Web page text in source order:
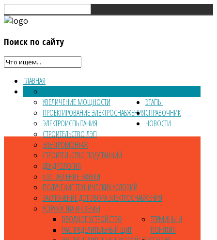
Поиск по сайту
ГЛАВНАЯ
УВЕЛИЧЕНИЕ МОЩНОСТИ
ПРОЕКТИРОВАНИЕ ЭЛЕКТРОСНАБЖЕНИЯ
ЭЛЕКТРОИСПЫТАНИЯ
СТРОИТЕЛЬСТВО ЛЭП
ЭЛЕКТРОМОНТАЖ
СТРОИТЕЛЬСТВО ПОДСТАНЦИЙ
ДЕНДРОЛОГИЯ
ЭТАПЫ
СОСТАВЛЕНИЕ ЗАЯВКИ
ПОЛУЧЕНИЕ ТЕХНИЧЕСКИХ УСЛОВИЙ
ЗАКЛЮЧЕНИЕ ДОГОВОРА ЭЛЕКТРОСНАБЖЕНИЯ
СПРАВОЧНИК
УСТРОЙСТВА И СХЕМЫ
ВВОДНОЕ УСТРОЙСТВО
РАСПРЕДЕЛИТЕЛЬНЫЙ ЩИТ
ТЕРМИНЫ И
ПОНЯТИЯ
НОВОСТИ